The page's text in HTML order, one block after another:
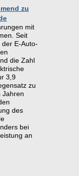
zu
mit
Seit
E-Auto-
die Zahl
3,9
zu
Jahren
des
bei
an